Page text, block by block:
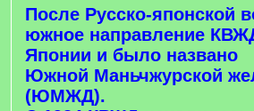
После Русско-японской
южное направление
Японии и было названо
Южной Маньчжурской
(ЮМЖД).